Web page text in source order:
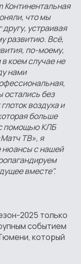
что мы
устраивая
развитию. Всё,
по-моему,
коем случае не
нами
остались без
воздуха и
больше
помощью КЛБ
ТВ», я
нюансы с нашей
вместе".
2025 только
событием
который